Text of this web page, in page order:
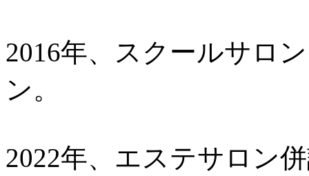
2016年、スクールサロ
ン。
2022年、エステサロン